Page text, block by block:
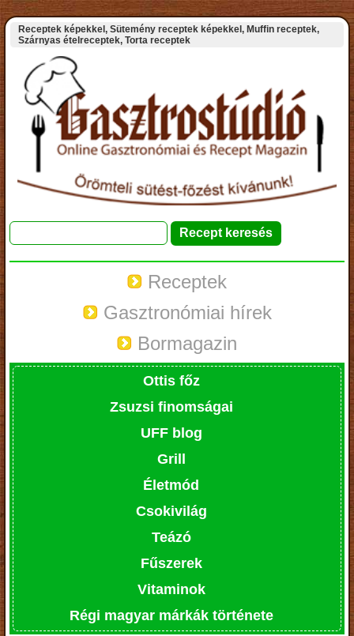
Receptek képekkel, Sütemény receptek képekkel, Muffin receptek,
Szárnyas ételreceptek, Torta receptek
Receptek
Gasztronómiai hírek
Bormagazin
Ottis főz
Zsuzsi finomságai
UFF blog
Grill
Életmód
Csokivilág
Teázó
Fűszerek
Vitaminok
Régi magyar márkák története